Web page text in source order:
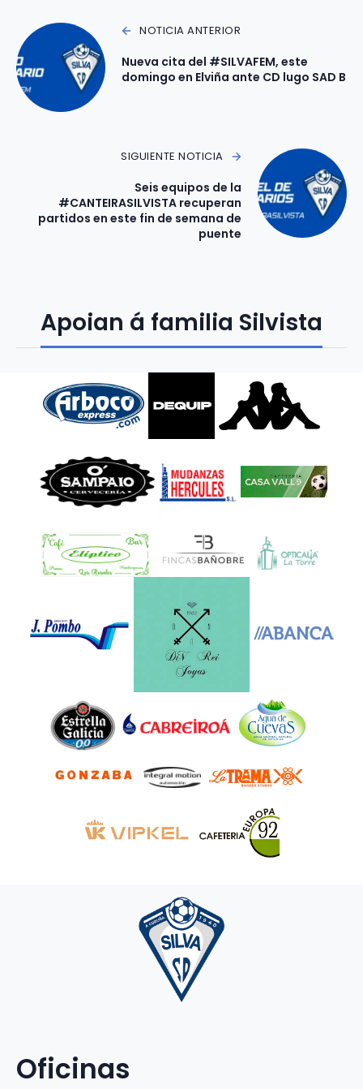
NOTICIA ANTERIOR
Nueva cita del #SILVAFEM, este
domingo en Elviña ante CD lugo SAD B
SIGUIENTE NOTICIA
Seis equipos de la
#CANTEIRASILVISTA recuperan
partidos en este fin de semana de
puente
Apoian á familia Silvista
Oficinas